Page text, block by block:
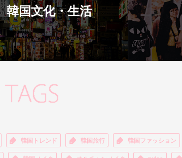
韓国文化・生活
韓国トレンド 韓国旅行 韓国ファッション